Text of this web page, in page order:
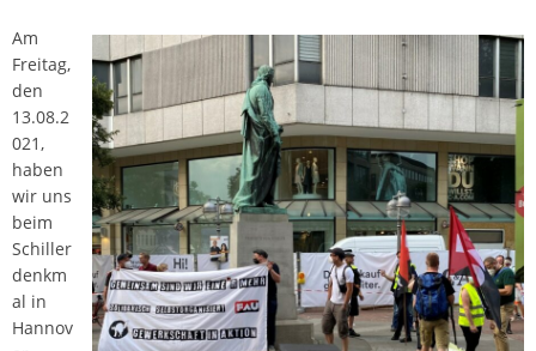
Am
Freitag,
den
13.08.2
021,
haben
wir uns
beim
Schiller
denkm
al in
Hannov